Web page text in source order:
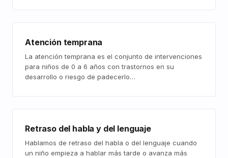
Atención temprana
La atención temprana es el conjunto de intervenciones
para niños de 0 a 6 años con trastornos en su
desarrollo o riesgo de padecerlo…
Retraso del habla y del lenguaje
Hablamos de retraso del habla o del lenguaje cuando
un niño empieza a hablar más tarde o avanza más